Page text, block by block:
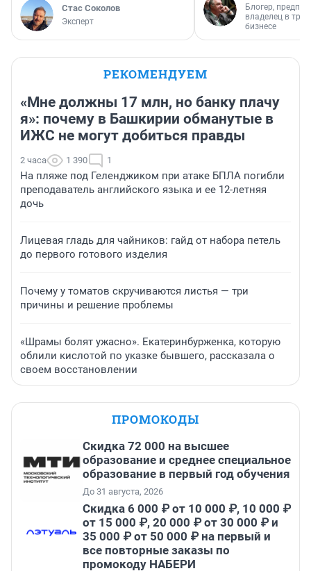
Стас Соколов
Эксперт
Блогер,
владелец в
бизнесе
РЕКОМЕНДУЕМ
«Мне должны 17 млн, но банку плачу
я»: почему в Башкирии обманутые в
ИЖС не могут добиться правды
2 часа 1 390 1
На пляже под Геленджиком при атаке БПЛА погибли
преподаватель английского языка и ее 12-летняя
дочь
Лицевая гладь для чайников: гайд от набора петель
до первого готового изделия
Почему у томатов скручиваются листья — три
причины и решение проблемы
«Шрамы болят ужасно». Екатеринбурженка, которую
облили кислотой по указке бывшего, рассказала о
своем восстановлении
ПРОМОКОДЫ
Скидка 72 000 на высшее
образование и среднее специальное
образование в первый год обучения
До 31 августа, 2026
Скидка 6 000 ₽ от 10 000 ₽, 10 000 ₽
от 15 000 ₽, 20 000 ₽ от 30 000 ₽ и
35 000 ₽ от 50 000 ₽ на первый и
все повторные заказы по
промокоду НАБЕРИ